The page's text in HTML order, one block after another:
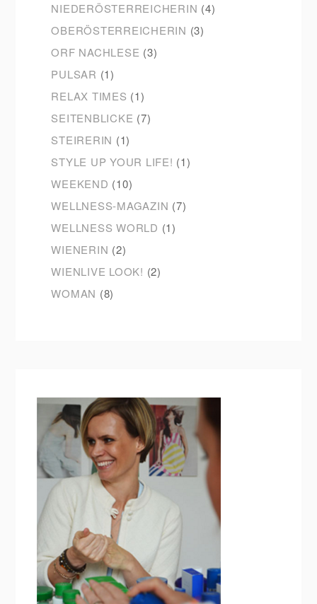
NIEDERÖSTERREICHERIN (4)
OBERÖSTERREICHERIN (3)
ORF NACHLESE (3)
PULSAR (1)
RELAX TIMES (1)
SEITENBLICKE (7)
STEIRERIN (1)
STYLE UP YOUR LIFE! (1)
WEEKEND (10)
WELLNESS-MAGAZIN (7)
WELLNESS WORLD (1)
WIENERIN (2)
WIENLIVE LOOK! (2)
WOMAN (8)